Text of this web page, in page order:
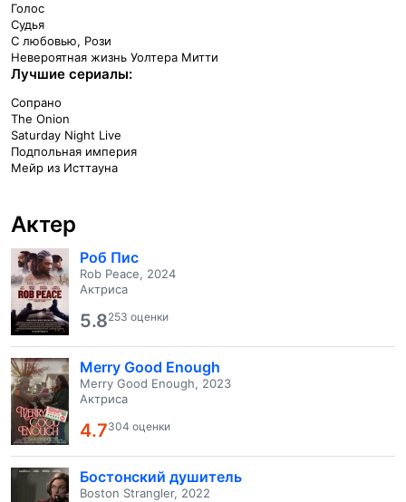
Голос
Судья
С любовью, Рози
Невероятная жизнь Уолтера Митти
Лучшие сериалы:
Сопрано
The Onion
Saturday Night Live
Подпольная империя
Мейр из Исттауна
Актер
Роб Пис
Rob Peace, 2024
Актриса
5.8253 оценки
Merry Good Enough
Merry Good Enough, 2023
Актриса
4.7304 оценки
Бостонский душитель
Boston Strangler, 2022